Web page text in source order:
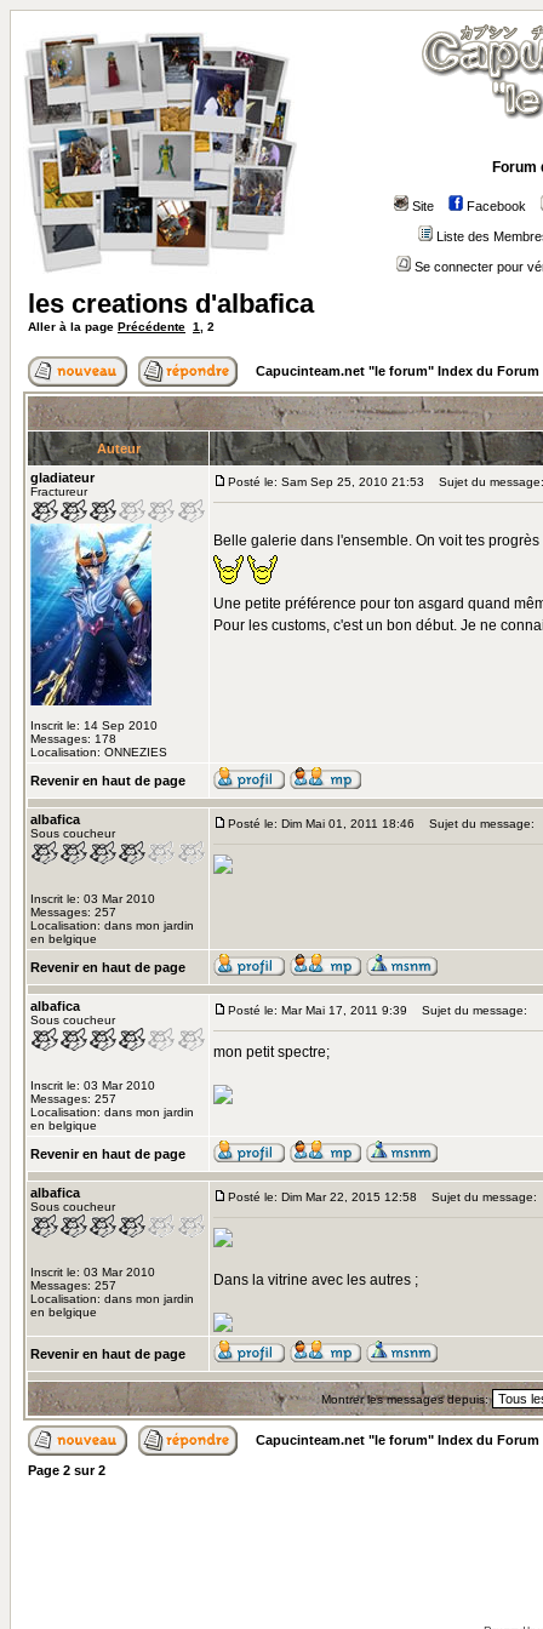
Forum
Site Facebook
Liste des
Se connecter pour
les creations d'albafica
Aller à la page Précédente 1 2
Capucinteam.net "le forum" Index du Forum
Auteur
gladiateur
Fractureur
Inscrit le: 14 Sep 2010
Messages: 178
Localisation: ONNEZIES
Posté le: Sam Sep 25, 2010 21:53 Sujet du message:
Belle galerie dans l'ensemble. On voit tes
Une petite préférence pour ton asgard quand
Pour les customs, c'est un bon début. Je ne
Revenir en haut de page
albafica
Sous coucheur
Inscrit le: 03 Mar 2010
Messages: 257
Localisation: dans mon jardin
en belgique
Posté le: Dim Mai 01, 2011 18:46 Sujet du message:
Revenir en haut de page
albafica
Sous coucheur
Inscrit le: 03 Mar 2010
Messages: 257
Localisation: dans mon jardin
en belgique
Posté le: Mar Mai 17, 2011 9:39 Sujet du message:
mon petit spectre;
Revenir en haut de page
albafica
Sous coucheur
Inscrit le: 03 Mar 2010
Messages: 257
Localisation: dans mon jardin
en belgique
Posté le: Dim Mar 22, 2015 12:58 Sujet du message:
Dans la vitrine avec les autres ;
Revenir en haut de page
Montrer les messages depuis:
Capucinteam.net "le forum" Index du Forum
Page 2 sur2